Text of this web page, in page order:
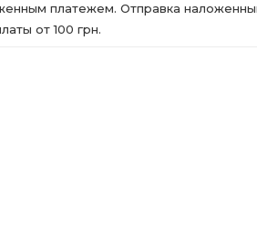
платежем. Отправка
от 100 грн.